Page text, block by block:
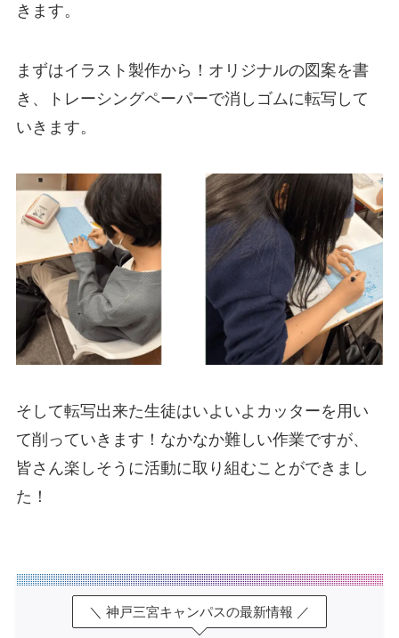
きます。
まずはイラスト製作から！オリジナルの図案を書
き、トレーシングペーパーで消しゴムに転写して
いきます。
そして転写出来た生徒はいよいよカッターを用い
て削っていきます！なかなか難しい作業ですが、
皆さん楽しそうに活動に取り組むことができまし
た！
＼ 神戸三宮キャンパスの最新情報 ／